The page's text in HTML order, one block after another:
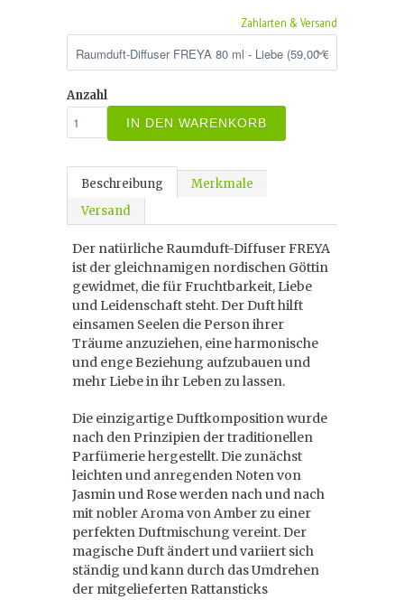
Zahlarten & Versand
Anzahl
IN DEN WARENKORB
Beschreibung
Merkmale
Versand
Der natürliche Raumduft-Diffuser FREYA
ist der gleichnamigen nordischen Göttin
gewidmet, die für Fruchtbarkeit, Liebe
und Leidenschaft steht. Der Duft hilft
einsamen Seelen die Person ihrer
Träume anzuziehen, eine harmonische
und enge Beziehung aufzubauen und
mehr Liebe in ihr Leben zu lassen.
Die einzigartige Duftkomposition wurde
nach den Prinzipien der traditionellen
Parfümerie hergestellt. Die zunächst
leichten und anregenden Noten von
Jasmin und Rose werden nach und nach
mit nobler Aroma von Amber zu einer
perfekten Duftmischung vereint. Der
magische Duft ändert und variiert sich
ständig und kann durch das Umdrehen
der mitgelieferten Rattansticks